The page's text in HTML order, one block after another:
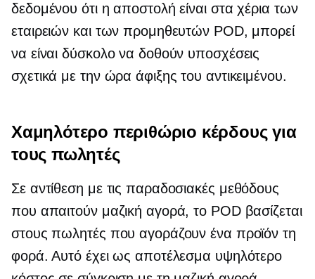
δεδομένου ότι η αποστολή είναι στα χέρια των
εταιρειών και των προμηθευτών POD, μπορεί
να είναι δύσκολο να δοθούν υποσχέσεις
σχετικά με την ώρα άφιξης του αντικειμένου.
Χαμηλότερο περιθώριο κέρδους για
τους πωλητές
Σε αντίθεση με τις παραδοσιακές μεθόδους
που απαιτούν μαζική αγορά, το POD βασίζεται
στους πωλητές που αγοράζουν ένα προϊόν τη
φορά. Αυτό έχει ως αποτέλεσμα υψηλότερο